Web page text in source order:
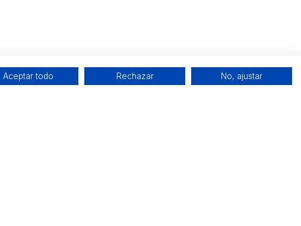
Aceptar todo Rechazar No, ajustar